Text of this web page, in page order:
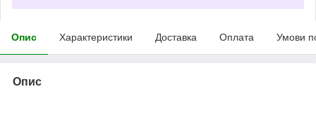
Опис Характеристики Доставка Оплата Умови
Опис